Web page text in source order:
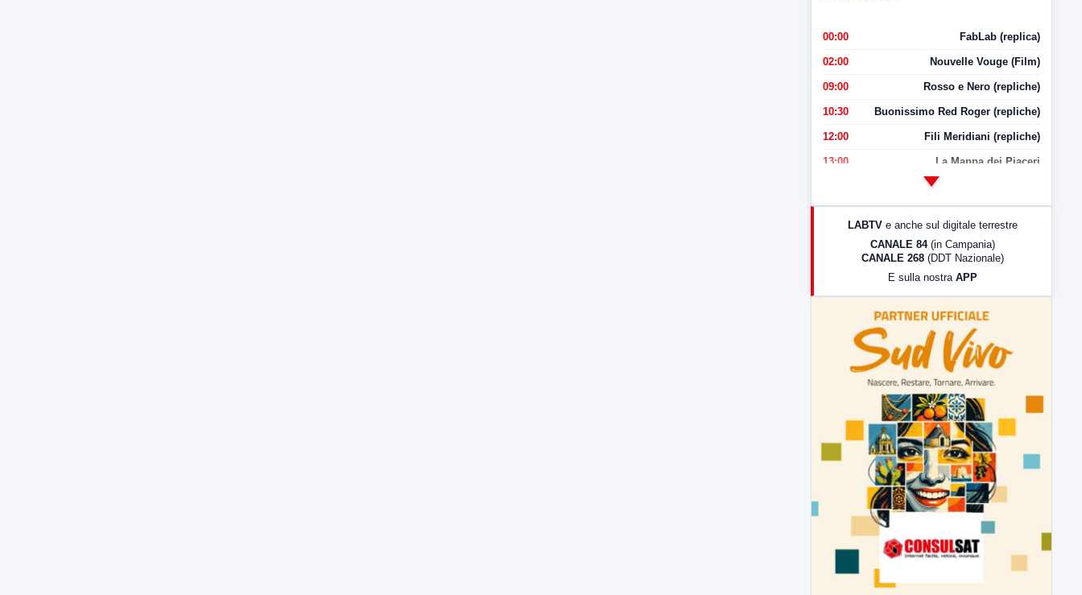
00:00 FabLab (replica)
02:00 Nouvelle Vouge (Film)
09:00 Rosso e Nero (repliche)
10:30 Buonissimo Red Roger (repliche)
12:00 Fili Meridiani (repliche)
13:00 La Mappa dei Piaceri
LabNews (Diretta)
LabNews (replica)
LABTV e anche sul digitale terrestre
CANALE 84 (in Campania)
CANALE 268 (DDT Nazionale)
E sulla nostra APP